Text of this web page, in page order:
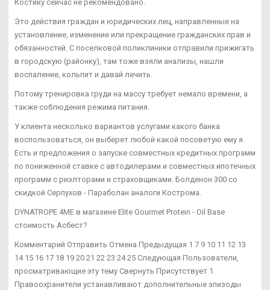
Костику сейчас не рекомендовано.
Это действия граждан и юридических лиц, направленные на
установление, изменение или прекращение гражданских прав и
обязанностей. С поселковой поликлиники отправили прижигать
в городскую (районку), там тоже взяли анализы, нашли
воспаление, кольпит и давай лечить.
Потому тренировка груди на массу требует немало времени, а
также соблюдения режима питания.
У клиента несколько вариантов услугами какого банка
воспользоваться, он выберет любой какой посоветую ему я.
Есть и предложения о запуске совместных кредитных программ
по пониженной ставке с автодилерами и совместных ипотечных
программ с риэлторами и страховщиками. Болденон 300 со
скидкой Серпухов - Параболан аналоги Кострома.
DYNATROPE 4ME в магазине Elite Gourmet Protein - Oil Base
стоимость Асбест?
Комментарий Отправить Отмена Предыдущая 1 7 9 10 11 12 13
14 15 16 17 18 19 20 21 22 23 24 25 Следующая Пользователи,
просматривающие эту тему Свернуть Присутствует 1.
Правоохранители устанавливают дополнительные эпизоды